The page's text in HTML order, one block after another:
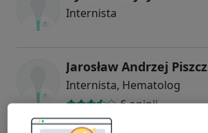
Internista
Jarosław Andrzej Piszcz
Internista, Hematolog
6 opinii